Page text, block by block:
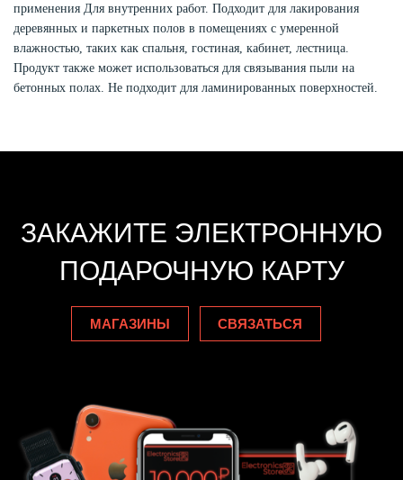
применения Для внутренних работ. Подходит для лакирования
деревянных и паркетных полов в помещениях с умеренной
влажностью, таких как спальня, гостиная, кабинет, лестница.
Продукт также может использоваться для связывания пыли на
бетонных полах. Не подходит для ламинированных поверхностей.
ЗАКАЖИТЕ ЭЛЕКТРОННУЮ
ПОДАРОЧНУЮ КАРТУ
МАГАЗИНЫ СВЯЗАТЬСЯ